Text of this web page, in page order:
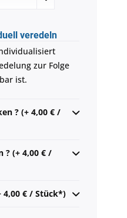
veredeln
zur Folge
ist.
? (+ 4,00 € /
? (+ 4,00 € /
€ / Stück*)